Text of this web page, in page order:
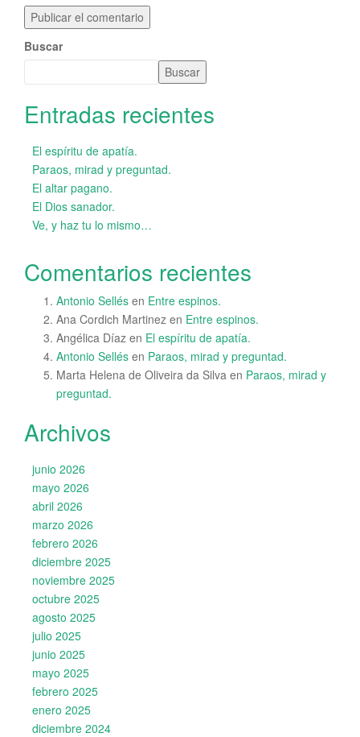
Buscar
Buscar
Entradas recientes
El espíritu de apatía.
Paraos, mirad y preguntad.
El altar pagano.
El Dios sanador.
Ve, y haz tu lo mismo…
Comentarios recientes
Antonio Sellés en Entre espinos.
Ana Cordich Martinez en Entre espinos.
Angélica Díaz en El espíritu de apatía.
Antonio Sellés en Paraos, mirad y preguntad.
Marta Helena de Oliveira da Silva en Paraos, mirad y
preguntad.
Archivos
junio 2026
mayo 2026
abril 2026
marzo 2026
febrero 2026
diciembre 2025
noviembre 2025
octubre 2025
agosto 2025
julio 2025
junio 2025
mayo 2025
febrero 2025
enero 2025
diciembre 2024